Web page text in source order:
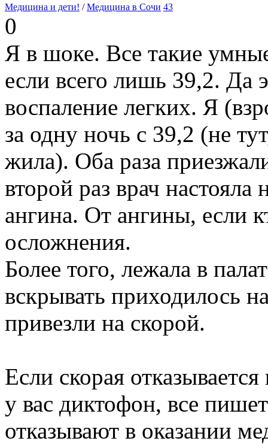
Медицина и дети! /Медицина в Сочи 43
0
Я в шоке. Все такие
если всего лишь 39,2. Да
воспаление легких. Я
за одну ночь с 39,2 (не
жила). Оба раза
второй раз врач настояла
ангина. От ангины, если
осложнения.
Более того, лежала в
вскрывать приходилось
привезли на скорой.
Если скорая
у вас диктофон, все
отказывают в оказании